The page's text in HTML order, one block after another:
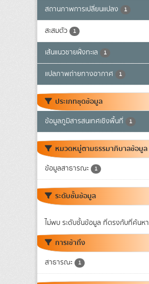
สถานภาพการเปลี่ยนแปลง 1
สะสมตัว 1
เส้นแนวชายฝั่งทะเล 1
แปลภาพถ่ายทางอากาศ 1
ประเภทชุดข้อมูล
ข้อมูลภูมิสารสนเทศเชิงพื้นที่ 1
หมวดหมู่ตามธรรมาภิบาลข้อมูล
ข้อมูลสาธารณะ 1
ระดับชั้นข้อมูล
ไม่พบ ระดับชั้นข้อมูล ที่ตรงกับที่ค้นหา
การเข้าถึง
สาธารณะ 1